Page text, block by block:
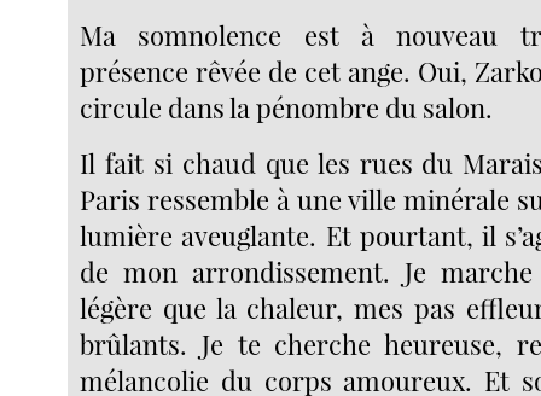
Ma somnolence est à nouveau
présence rêvée de cet ange. Oui,
circule dans la pénombre du salon.
Il fait si chaud que les rues du
Paris ressemble à une ville minérale
lumière aveuglante. Et pourtant, il
de mon arrondissement. Je
légère que la chaleur, mes pas
brûlants. Je te cherche heureuse,
mélancolie du corps amoureux. Et